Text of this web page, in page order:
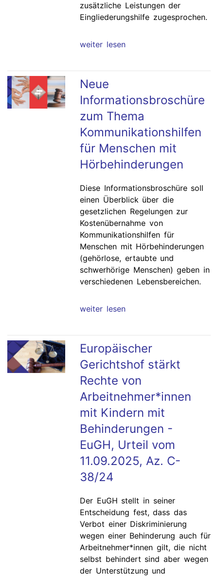
zusätzliche Leistungen der
Eingliederungshilfe zugesprochen.
weiter lesen
Neue
Informationsbroschüre
zum Thema
Kommunikationshilfen
für Menschen mit
Hörbehinderungen
Diese Informationsbroschüre soll
einen Überblick über die
gesetzlichen Regelungen zur
Kostenübernahme von
Kommunikationshilfen für
Menschen mit Hörbehinderungen
(gehörlose, ertaubte und
schwerhörige Menschen) geben in
verschiedenen Lebensbereichen.
weiter lesen
Europäischer
Gerichtshof stärkt
Rechte von
Arbeitnehmer*innen
mit Kindern mit
Behinderungen -
EuGH, Urteil vom
11.09.2025, Az. C-
38/24
Der EuGH stellt in seiner
Entscheidung fest, dass das
Verbot einer Diskriminierung
wegen einer Behinderung auch für
Arbeitnehmer*innen gilt, die nicht
selbst behindert sind aber wegen
der Unterstützung und